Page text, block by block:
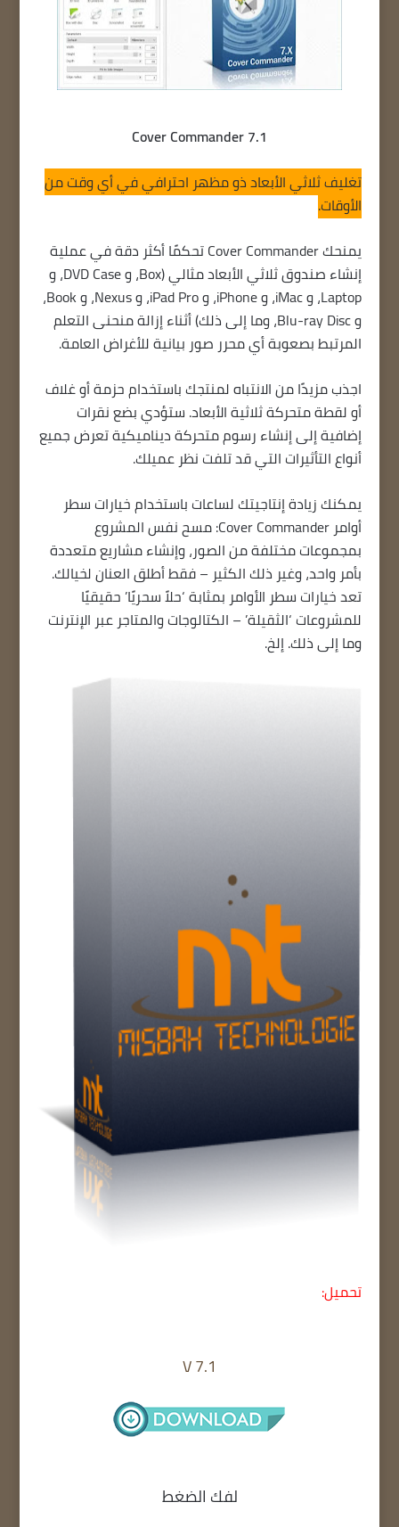
Cover Commander 7.1
تغليف ثلاثي الأبعاد ذو مظهر احترافي في أي وقت من
الأوقات.
يمنحك Cover Commander تحكمًا أكثر دقة في عملية
إنشاء صندوق ثلاثي الأبعاد مثالي (Box، و DVD Case، و
Laptop، و iMac، و iPhone، و iPad Pro، و Nexus، و Book،
و Blu-ray Disc، وما إلى ذلك) أثناء إزالة منحنى التعلم
المرتبط بصعوبة أي محرر صور بيانية للأغراض العامة.
اجذب مزيدًا من الانتباه لمنتجك باستخدام حزمة أو غلاف
أو لقطة متحركة ثلاثية الأبعاد. ستؤدي بضع نقرات
إضافية إلى إنشاء رسوم متحركة ديناميكية تعرض جميع
أنواع التأثيرات التي قد تلفت نظر عميلك.
يمكنك زيادة إنتاجيتك لساعات باستخدام خيارات سطر
أوامر Cover Commander: مسح نفس المشروع
بمجموعات مختلفة من الصور، وإنشاء مشاريع متعددة
بأمر واحد، وغير ذلك الكثير – فقط أطلق العنان لخيالك.
تعد خيارات سطر الأوامر بمثابة ‘حلاً سحريًا’ حقيقيًا
للمشروعات ‘الثقيلة’ – الكتالوجات والمتاجر عبر الإنترنت
وما إلى ذلك. إلخ.
تحميل:
V 7.1
لفك الضغط